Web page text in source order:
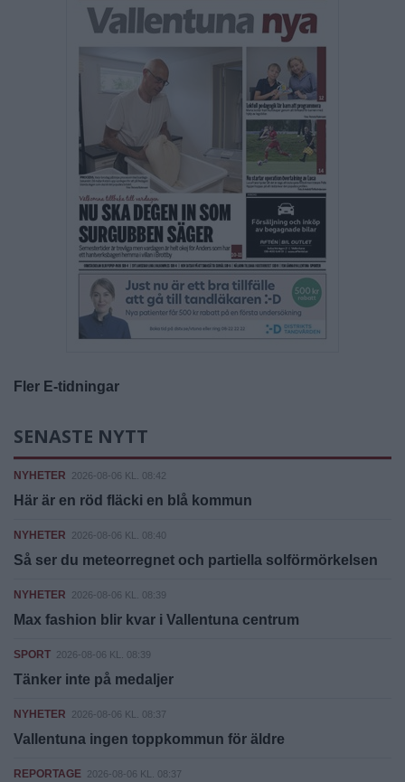
Fler E-tidningar
SENASTE NYTT
NYHETER 2026-08-06 KL. 08:42
Här är en röd fläcki en blå kommun
NYHETER 2026-08-06 KL. 08:40
Så ser du meteorregnet och partiella solförmörkelsen
NYHETER 2026-08-06 KL. 08:39
Max fashion blir kvar i Vallentuna centrum
SPORT 2026-08-06 KL. 08:39
Tänker inte på medaljer
NYHETER 2026-08-06 KL. 08:37
Vallentuna ingen toppkommun för äldre
REPORTAGE 2026-08-06 KL. 08:37